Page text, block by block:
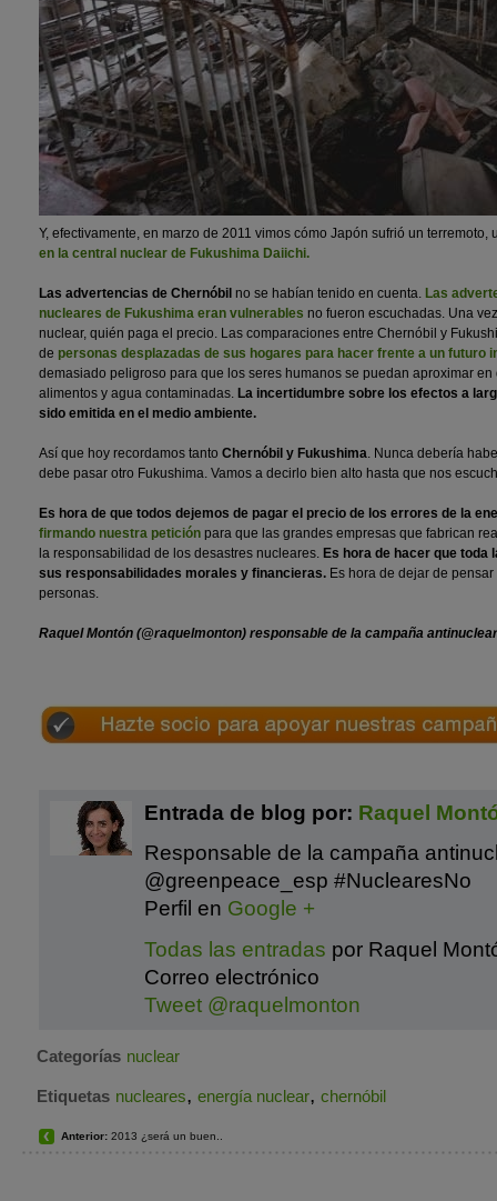
Y, efectivamente, en marzo de 2011 vimos cómo Japón sufrió un
en la central nuclear de Fukushima Daiichi.
Las advertencias de Chernóbil no se habían tenido en cuenta. Las
nucleares de Fukushima eran vulnerables no fueron escuchadas. Una
nuclear, quién paga el precio. Las comparaciones entre Chernóbil y
de personas desplazadas de sus hogares para hacer frente a un futuro
demasiado peligroso para que los seres humanos se puedan aproximar
alimentos y agua contaminadas. La incertidumbre sobre los efectos a
sido emitida en el medio ambiente.
Así que hoy recordamos tanto Chernóbil y Fukushima. Nunca debería
debe pasar otro Fukushima. Vamos a decirlo bien alto hasta que nos
Es hora de que todos dejemos de pagar el precio de los errores de la
firmando nuestra petición para que las grandes empresas que fabrican
la responsabilidad de los desastres nucleares. Es hora de hacer que toda
sus responsabilidades morales y financieras. Es hora de dejar de
personas.
Raquel Montón (@raquelmonton) responsable de la campaña
Entrada de blog por: Raquel
Responsable de la campaña
@greenpeace_esp #NuclearesNo
Perfil en Google +
Todas las entradas por Raquel
Correo electrónico
Tweet @raquelmonton
Categorías nuclear
Etiquetas nucleares, energía nuclear, chernóbil
Anterior: 2013 ¿será un buen..